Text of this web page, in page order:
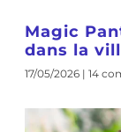
Magic
dans la
17/05/2026 14